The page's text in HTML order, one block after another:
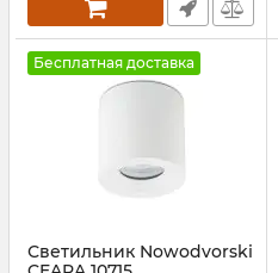
Бесплатная доставка
Светильник Nowodvorski